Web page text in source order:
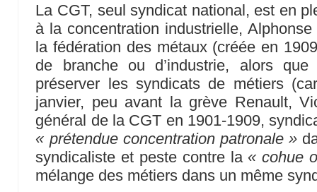
La CGT, seul syndicat national, est en
à la concentration industrielle,
la fédération des métaux (créée en
de branche ou d’industrie, alors que
préserver les syndicats de métiers
janvier, peu avant la grève Renault,
général de la CGT en 1901-1909,
« prétendue concentration patronale »
syndicaliste et peste contre la « cohue
mélange des métiers dans un même